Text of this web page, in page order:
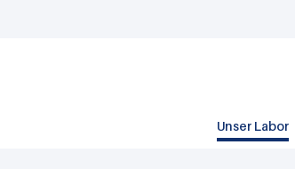
Unser Labor